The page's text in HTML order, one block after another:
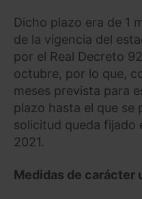
Dicho plazo era de 1
de la vigencia del
por el Real Decreto
octubre, por lo que,
meses prevista para
plazo hasta el que se
solicitud queda fijado
2021.
Medidas de carácter